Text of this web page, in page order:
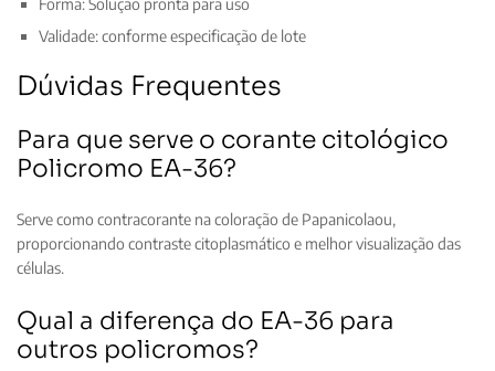
Forma: Solução pronta para uso
Validade: conforme especificação de lote
Dúvidas Frequentes
Para que serve o corante citológico
Policromo EA-36?
Serve como contracorante na coloração de Papanicolaou,
proporcionando contraste citoplasmático e melhor visualização das
células.
Qual a diferença do EA-36 para
outros policromos?